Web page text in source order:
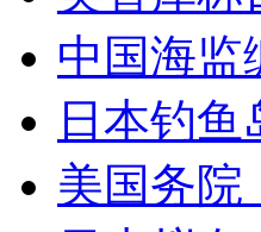
无痛分娩是否安全 医生
外交部：反对强权政治
中国海监
日本钓
美国务院